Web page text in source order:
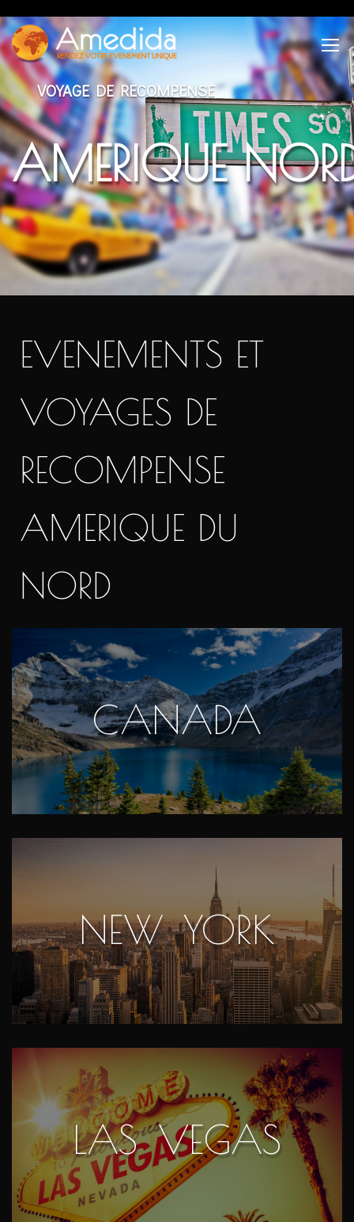
AMERIQUE
VOYAGE DE RECOMPENSE
EVENEMENTS ET
VOYAGES DE
RECOMPENSE
AMERIQUE DU
NORD
CANADA
NEW YORK
LAS VEGAS